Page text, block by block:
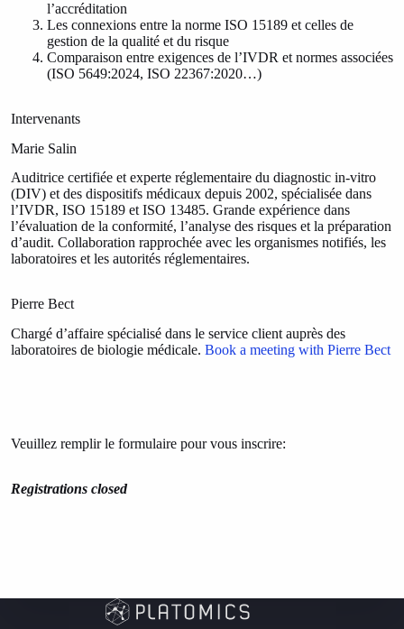
l’accréditation
Les connexions entre la norme ISO 15189 et celles de
gestion de la qualité et du risque
Comparaison entre exigences de l’IVDR et normes associées
(ISO 5649:2024, ISO 22367:2020…)
Intervenants
Marie Salin
Auditrice certifiée et experte réglementaire du diagnostic in-vitro
(DIV) et des dispositifs médicaux depuis 2002, spécialisée dans
l’IVDR, ISO 15189 et ISO 13485. Grande expérience dans
l’évaluation de la conformité, l’analyse des risques et la préparation
d’audit. Collaboration rapprochée avec les organismes notifiés, les
laboratoires et les autorités réglementaires.
Pierre Bect
Chargé d’affaire spécialisé dans le service client auprès des
laboratoires de biologie médicale. Book a meeting with Pierre Bect
Veuillez remplir le formulaire pour vous inscrire:
Registrations closed